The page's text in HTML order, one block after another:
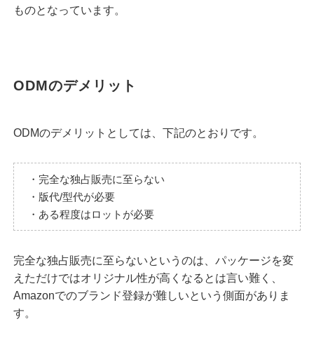
ものとなっています。
ODMのデメリット
ODMのデメリットとしては、下記のとおりです。
・完全な独占販売に至らない
・版代/型代が必要
・ある程度はロットが必要
完全な独占販売に至らないというのは、パッケージを変
えただけではオリジナル性が高くなるとは言い難く、
Amazonでのブランド登録が難しいという側面がありま
す。